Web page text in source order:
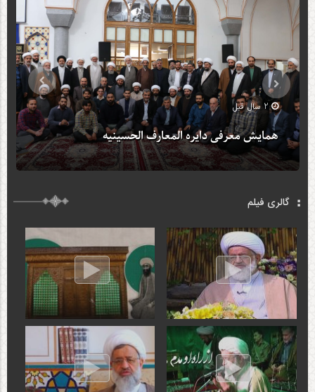
3 سال قبل
3 سال قبل
2 سال قبل
همایش معرفی دایره المعارف الحسینیه
گالری فیلم